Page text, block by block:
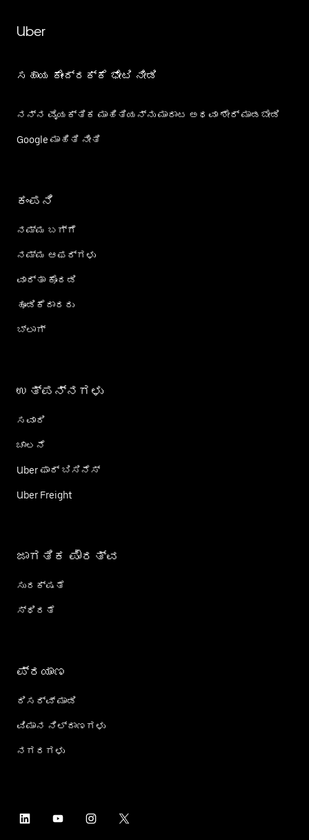
Uber
ಸಹಾಯ ಕೇಂದ್ರಕ್ಕೆ ಭೇಟಿ ನೀಡಿ
ನನ್ನ ವೈಯಕ್ತಿಕ ಮಾಹಿತಿಯನ್ನು ಮಾರಾಟ ಅಥವಾ ಶೇರ್‌ ಮಾಡಬೇಡಿ
Google ಮಾಹಿತಿ ನೀತಿ
ಕಂಪನಿ
ನಮ್ಮ ಬಗ್ಗೆ
ನಮ್ಮ ಆಫರ್‌ಗಳು
ವಾರ್ತಾ ಕೊಠಡಿ
ಹೂಡಿಕೆದಾರರು
ಬ್ಲಾಗ್
ಉತ್ಪನ್ನಗಳು
ಸವಾರಿ
ಚಾಲನೆ
Uber ಫಾರ್ ಬಿಸಿನೆಸ್
Uber Freight
ಜಾಗತಿಕ ಪೌರತ್ವ
ಸುರಕ್ಷತೆ
ಸ್ಥಿರತೆ
ಪ್ರಯಾಣ
ರಿಸರ್ವ್ ಮಾಡಿ
ವಿಮಾನ ನಿಲ್ದಾಣಗಳು
ನಗರಗಳು